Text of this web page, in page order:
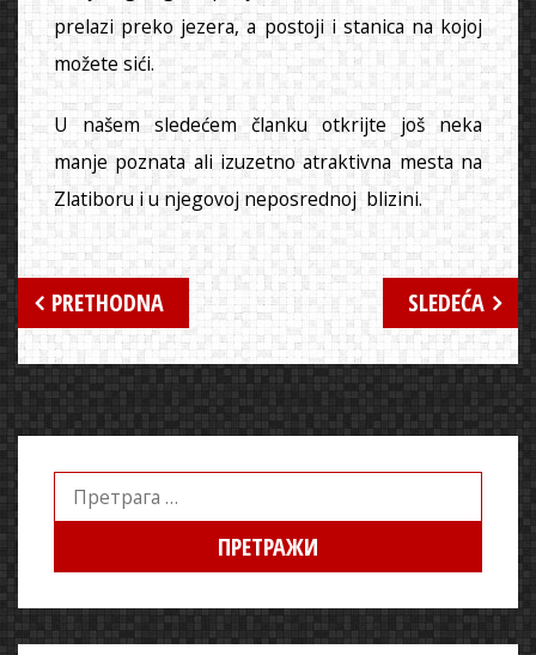
prelazi preko jezera, a postoji i stanica na kojoj
možete sići.
U našem sledećem članku otkrijte još neka
manje poznata ali izuzetno atraktivna mesta na
Zlatiboru i u njegovoj neposrednoj blizini.
Кретање
чланка
PRETHODNA SLEDEĆA
Претрага
за: